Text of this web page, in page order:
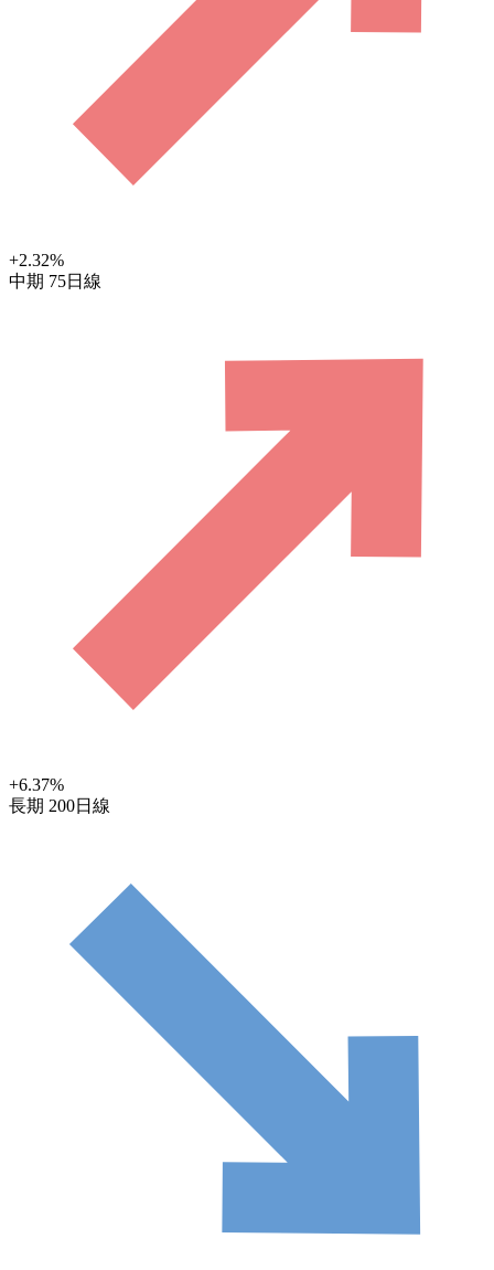
+2.32%
中期 75日線
+6.37%
長期 200日線